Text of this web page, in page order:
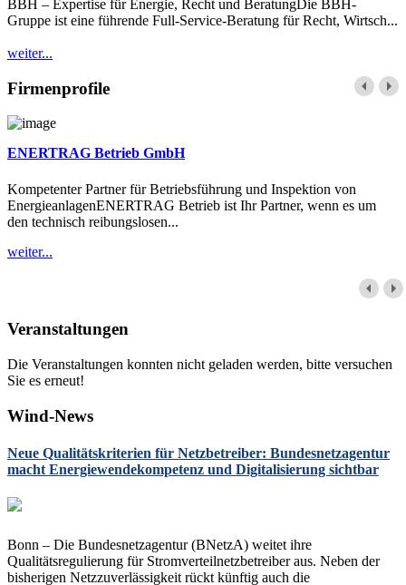
BBH – Expertise für Energie, Recht und BeratungDie BBH-
Gruppe ist eine führende Full-Service-Beratung für Recht, Wirtsch...
weiter...
Firmenprofile
ENERTRAG Betrieb GmbH
Kompetenter Partner für Betriebsführung und Inspektion von
EnergieanlagenENERTRAG Betrieb ist Ihr Partner, wenn es um
den technisch reibungslosen...
weiter...
Veranstaltungen
Die Veranstaltungen konnten nicht geladen werden, bitte versuchen
Sie es erneut!
Wind-News
Neue Qualitätskriterien für Netzbetreiber: Bundesnetzagentur
macht Energiewendekompetenz und Digitalisierung sichtbar
Bonn – Die Bundesnetzagentur (BNetzA) weitet ihre
Qualitätsregulierung für Stromverteilnetzbetreiber aus. Neben der
bisherigen Netzzuverlässigkeit rückt künftig auch die